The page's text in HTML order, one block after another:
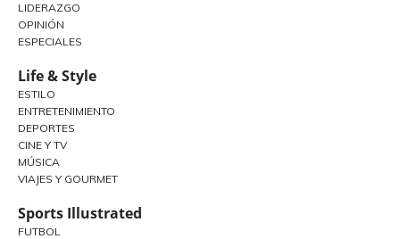
LIDERAZGO
OPINIÓN
ESPECIALES
Life & Style
ESTILO
ENTRETENIMIENTO
DEPORTES
CINE Y TV
MÚSICA
VIAJES Y GOURMET
Sports Illustrated
FUTBOL